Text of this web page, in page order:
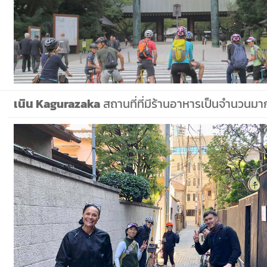
เนิน Kagurazakaสถานที่ที่มีร้านอาหารเป็นจำนวนม